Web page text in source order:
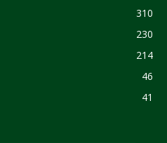
310
230
214
46
41